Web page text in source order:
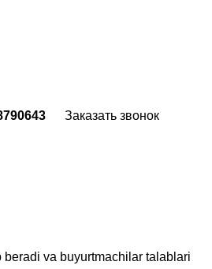
Заказать звонок
beradi va buyurtmachilar talablari